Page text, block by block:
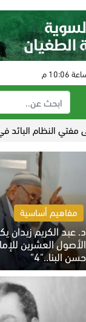
البائد في سورية 24 أغسطس
مفاهيم أساسية
د. عبد الكريم زيدان
الأصول العشرين
حسن البنا.."4"
الخميس 6 أغسطس 2026 10:27 ص